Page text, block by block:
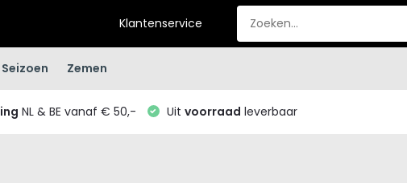
Klantenservice
Seizoen Zemen
NL & BE vanaf € 50,- Uit voorraad leverbaar